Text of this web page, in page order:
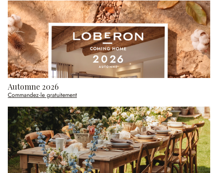
Automne 2026
Commandez-le gratuitement